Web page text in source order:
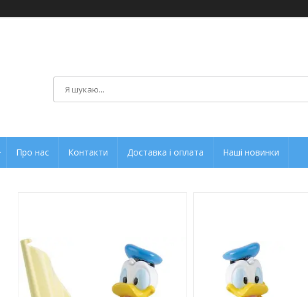
Про нас Контакти Доставка і оплата Наші новинки